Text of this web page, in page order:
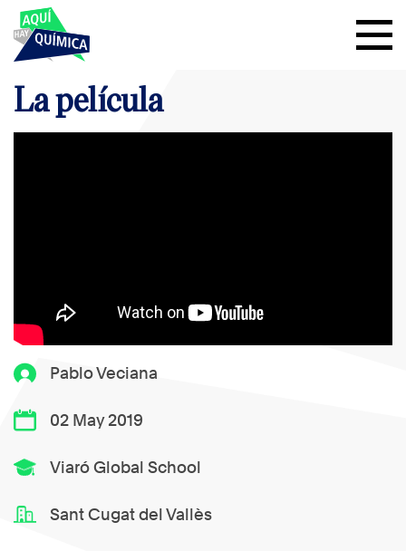
Pablo Veciana
02 May 2019
Viaró Global School
Sant Cugat del Vallès
La película